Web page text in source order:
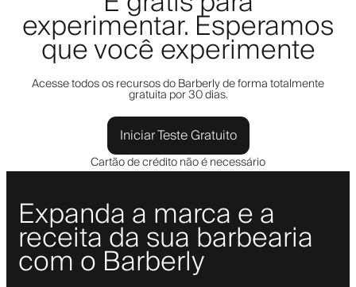
experimentar. Esperamos
que você experimente
Acesse todos os recursos do Barberly de forma totalmente
gratuita por 30 dias.
Iniciar Teste Gratuito
Cartão de crédito não é necessário
Expanda a marca e a
receita da sua barbearia
com o Barberly